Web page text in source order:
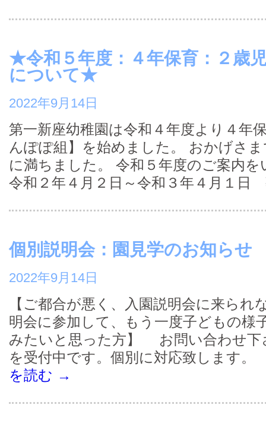
★令和５年度：４年保育：２歳
について★
2022年9月14日
第一新座幼稚園は令和４年度より４年
んぽぽ組】を始めました。 おかげさ
に満ちました。 令和５年度のご案内
令和２年４月２日～令和３年４月１
個別説明会：園見学のお知らせ
2022年9月14日
【ご都合が悪く、入園説明会に来られ
明会に参加して、もう一度子どもの様
みたいと思った方】 お問い合わせ
を受付中です。個別に対応致します
を読む →